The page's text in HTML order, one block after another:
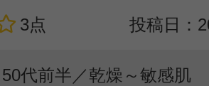
3点 投稿日：
50代前半／乾燥～敏感肌